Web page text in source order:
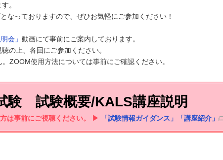
。
なっておりますので、ぜひお気軽にご参加ください！
会」 動画にて事前にご案内しております。
の上、各回にご参加ください。
ZOOM使用方法については事前にご確認ください。
験 試験概要/KALS講座説明
は事前にご視聴ください。 ▶ 「試験情報ガイダンス」「講座紹介」